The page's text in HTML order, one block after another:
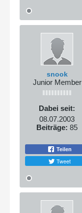
snook
Junior Member
Dabei seit:
08.07.2003
Beiträge: 85
Teilen
Tweet